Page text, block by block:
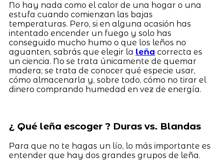
No hay nada como el calor de una hogar o una
estufa cuando comienzan las bajas
temperaturas. Pero, si en alguna ocasión has
intentado encender un fuego y solo has
conseguido mucho humo o que los leños no
aguanten, sabrás que elegir la leña correcta es
un ciencia. No se trata únicamente de quemar
madera; se trata de conocer qué especie usar,
cómo almacenarla y, sobre todo, cómo no tirar el
dinero comprando humedad en vez de energía.
¿ Qué leña escoger ? Duras vs. Blandas
Para que no te hagas un lío, lo más importante es
entender que hay dos grandes grupos de leña.